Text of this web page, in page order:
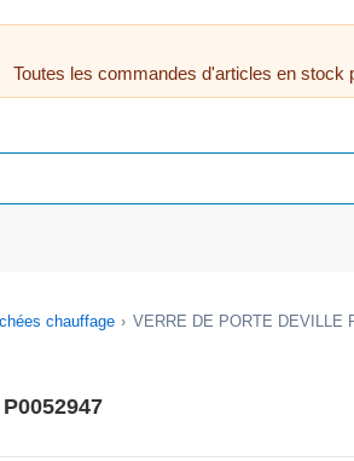
Toutes les commandes d'articles en
chauffage VERRE DE PORTE DEVILLE